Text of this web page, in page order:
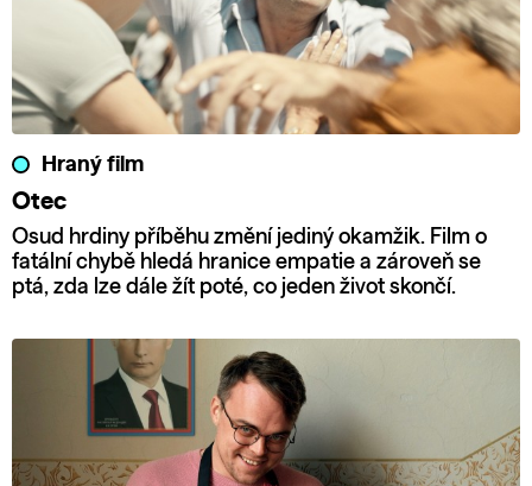
Hraný film
Otec
Osud hrdiny příběhu změní jediný okamžik. Film o
fatální chybě hledá hranice empatie a zároveň se
ptá, zda lze dále žít poté, co jeden život skončí.